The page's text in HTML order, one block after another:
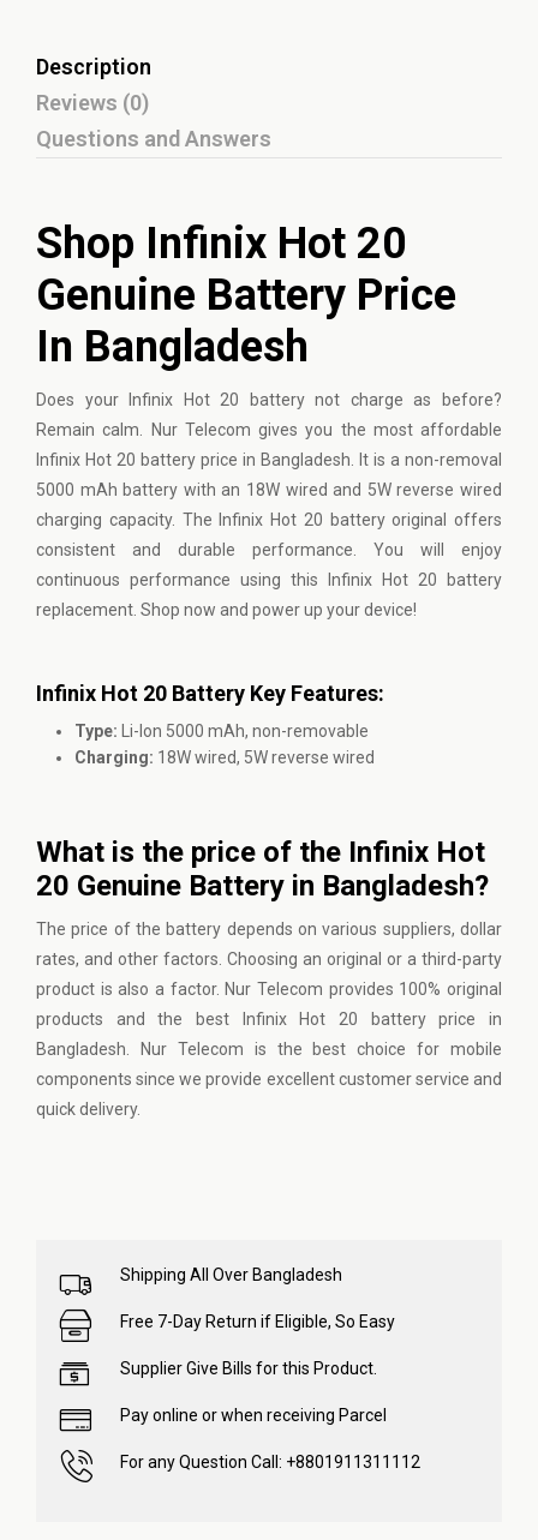
Description
Reviews (0)
Questions and Answers
Shop Infinix Hot 20
Genuine Battery Price
In Bangladesh
Does your Infinix Hot 20 battery not charge as before?
Remain calm. Nur Telecom gives you the most affordable
Infinix Hot 20 battery price in Bangladesh. It is a non-removal
5000 mAh battery with an 18W wired and 5W reverse wired
charging capacity. The Infinix Hot 20 battery original offers
consistent and durable performance. You will enjoy
continuous performance using this Infinix Hot 20 battery
replacement. Shop now and power up your device!
Infinix Hot 20 Battery Key Features:
Type:
Li-Ion 5000 mAh, non-removable
Charging: 18W wired, 5W reverse wired
What is the price of the Infinix Hot
20 Genuine Battery in Bangladesh?
The price of the battery depends on various suppliers, dollar
rates, and other factors. Choosing an original or a third-party
product is also a factor. Nur Telecom provides 100% original
products and the best Infinix Hot 20 battery price in
Bangladesh. Nur Telecom is the best choice for mobile
components since we provide excellent customer service and
quick delivery.
Shipping All Over Bangladesh
Free 7-Day Return if Eligible, So Easy
Supplier Give Bills for this Product.
Pay online or when receiving Parcel
For any Question Call: +8801911311112